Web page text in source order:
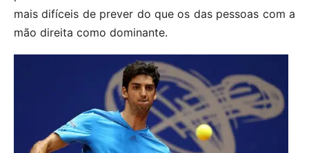
mais difíceis de prever do que os das pessoas com a
mão direita como dominante.